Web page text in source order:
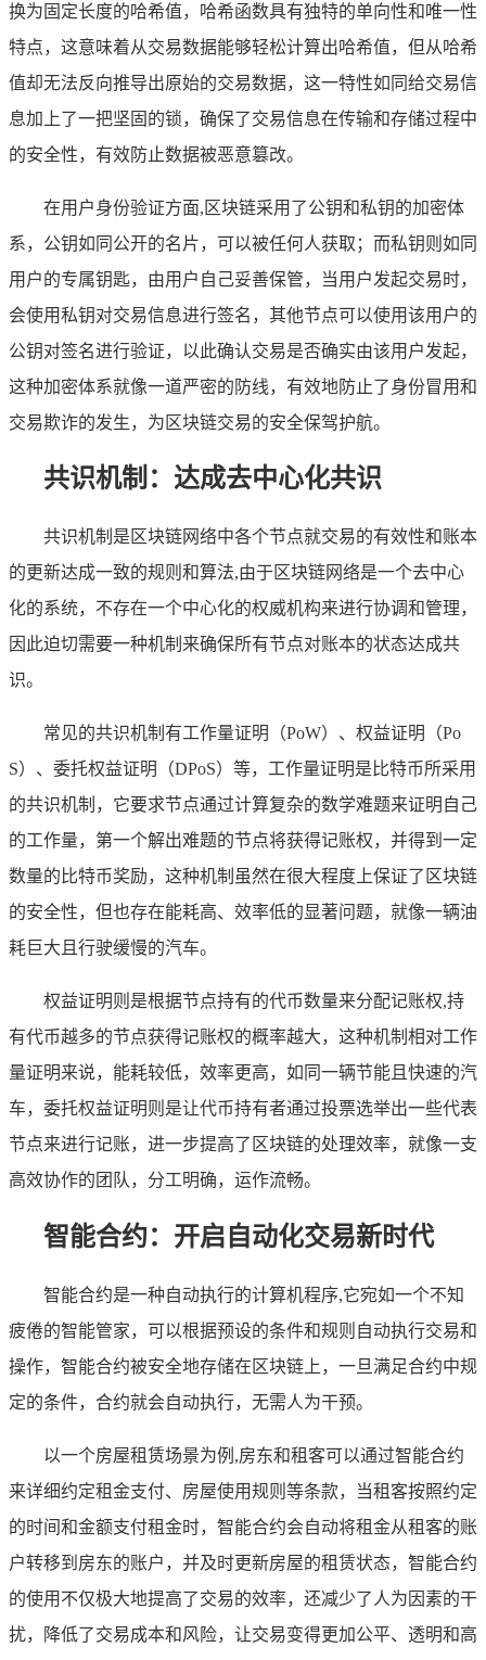
换为固定长度的哈希值，哈希函数具有独特的单向性和唯一性
特点，这意味着从交易数据能够轻松计算出哈希值，但从哈希
值却无法反向推导出原始的交易数据，这一特性如同给交易信
息加上了一把坚固的锁，确保了交易信息在传输和存储过程中
的安全性，有效防止数据被恶意篡改。
在用户身份验证方面,区块链采用了公钥和私钥的加密体
系，公钥如同公开的名片，可以被任何人获取；而私钥则如同
用户的专属钥匙，由用户自己妥善保管，当用户发起交易时，
会使用私钥对交易信息进行签名，其他节点可以使用该用户的
公钥对签名进行验证，以此确认交易是否确实由该用户发起，
这种加密体系就像一道严密的防线，有效地防止了身份冒用和
交易欺诈的发生，为区块链交易的安全保驾护航。
共识机制：达成去中心化共识
共识机制是区块链网络中各个节点就交易的有效性和账本
的更新达成一致的规则和算法,由于区块链网络是一个去中心
化的系统，不存在一个中心化的权威机构来进行协调和管理，
因此迫切需要一种机制来确保所有节点对账本的状态达成共
识。
常见的共识机制有工作量证明（PoW）、权益证明（Po
S）、委托权益证明（DPoS）等，工作量证明是比特币所采用
的共识机制，它要求节点通过计算复杂的数学难题来证明自己
的工作量，第一个解出难题的节点将获得记账权，并得到一定
数量的比特币奖励，这种机制虽然在很大程度上保证了区块链
的安全性，但也存在能耗高、效率低的显著问题，就像一辆油
耗巨大且行驶缓慢的汽车。
权益证明则是根据节点持有的代币数量来分配记账权,持
有代币越多的节点获得记账权的概率越大，这种机制相对工作
量证明来说，能耗较低，效率更高，如同一辆节能且快速的汽
车，委托权益证明则是让代币持有者通过投票选举出一些代表
节点来进行记账，进一步提高了区块链的处理效率，就像一支
高效协作的团队，分工明确，运作流畅。
智能合约：开启自动化交易新时代
智能合约是一种自动执行的计算机程序,它宛如一个不知
疲倦的智能管家，可以根据预设的条件和规则自动执行交易和
操作，智能合约被安全地存储在区块链上，一旦满足合约中规
定的条件，合约就会自动执行，无需人为干预。
以一个房屋租赁场景为例,房东和租客可以通过智能合约
来详细约定租金支付、房屋使用规则等条款，当租客按照约定
的时间和金额支付租金时，智能合约会自动将租金从租客的账
户转移到房东的账户，并及时更新房屋的租赁状态，智能合约
的使用不仅极大地提高了交易的效率，还减少了人为因素的干
扰，降低了交易成本和风险，让交易变得更加公平、透明和高